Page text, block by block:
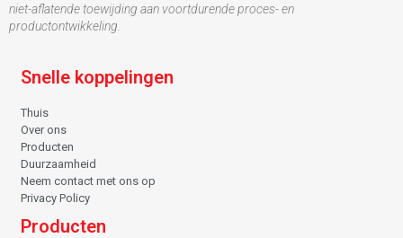
niet-aflatende toewijding aan voortdurende proces- en
productontwikkeling.
Snelle koppelingen
Thuis
Over ons
Producten
Duurzaamheid
Neem contact met ons op
Privacy Policy
Producten